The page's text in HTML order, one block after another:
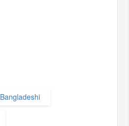
Bangladeshi